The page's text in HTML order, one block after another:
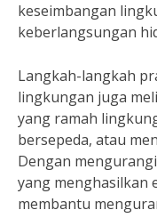
keseimbangan
keberlangsungan
Langkah-langkah
lingkungan juga
yang ramah
bersepeda, atau
Dengan
yang menghasilkan
membantu